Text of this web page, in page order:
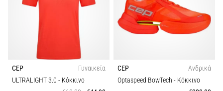
Στην
δοκιμάζει
την
ταχύτητα,
Λειτουργία
Μοντέλο
CEP
Γυναικεία
ULTRALIGHT 3.0 - Κόκκινο
CEP
Ανδρικά
Optaspeed BowTech - Κόκκινο